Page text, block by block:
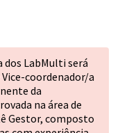
LabMulti será
coordenador/a
da
na área de
Gestor, composto